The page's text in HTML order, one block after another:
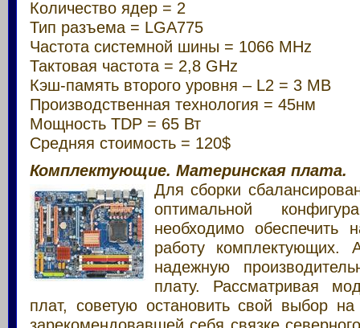
Количество ядер = 2
Тип разъема = LGA775
Частота системной шины = 1066 MHz
Тактовая частота = 2,8 GHz
Кэш-память второго уровня – L2 = 3 MB
Производственная технология = 45нм
Мощность TDP = 65 Вт
Средняя стоимость = 120$
Комплектующие. Материнская плата.
Для сборки
оптимальной
необходимо обеспечить
работу комплектующих.
надежную
плату. Рассматривая
плат, советую остановить свой выбор